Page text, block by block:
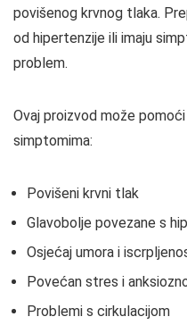
povišenog krvnog tlaka.
od hipertenzije ili imaju
problem.
Ovaj proizvod može
simptomima:
Povišeni krvni tlak
Glavobolje povezane s
Osjećaj umora i
Povećan stres i
Problemi s cirkulacijom